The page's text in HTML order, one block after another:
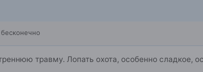
травму. Лопать охота, особенно сладкое,